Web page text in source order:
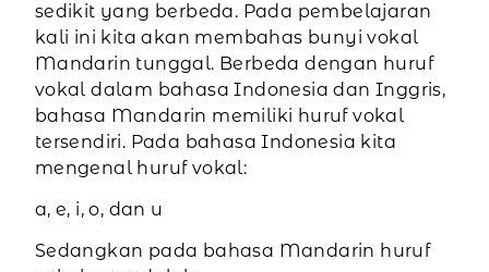
sedikit yang berbeda. Pada pembelajaran
kali ini kita akan membahas bunyi vokal
Mandarin tunggal. Berbeda dengan huruf
vokal dalam bahasa Indonesia dan Inggris,
bahasa Mandarin memiliki huruf vokal
tersendiri. Pada bahasa Indonesia kita
mengenal huruf vokal:
a, e, i, o, dan u
Sedangkan pada bahasa Mandarin huruf